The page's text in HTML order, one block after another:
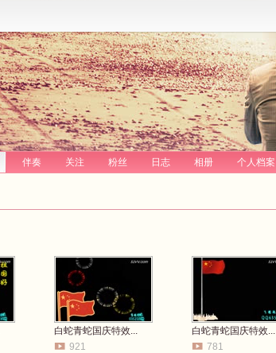
伴奏 关注 粉丝 日志 相册 个人档案
白蛇青蛇国庆特效...
921
白蛇青蛇国庆特效...
781